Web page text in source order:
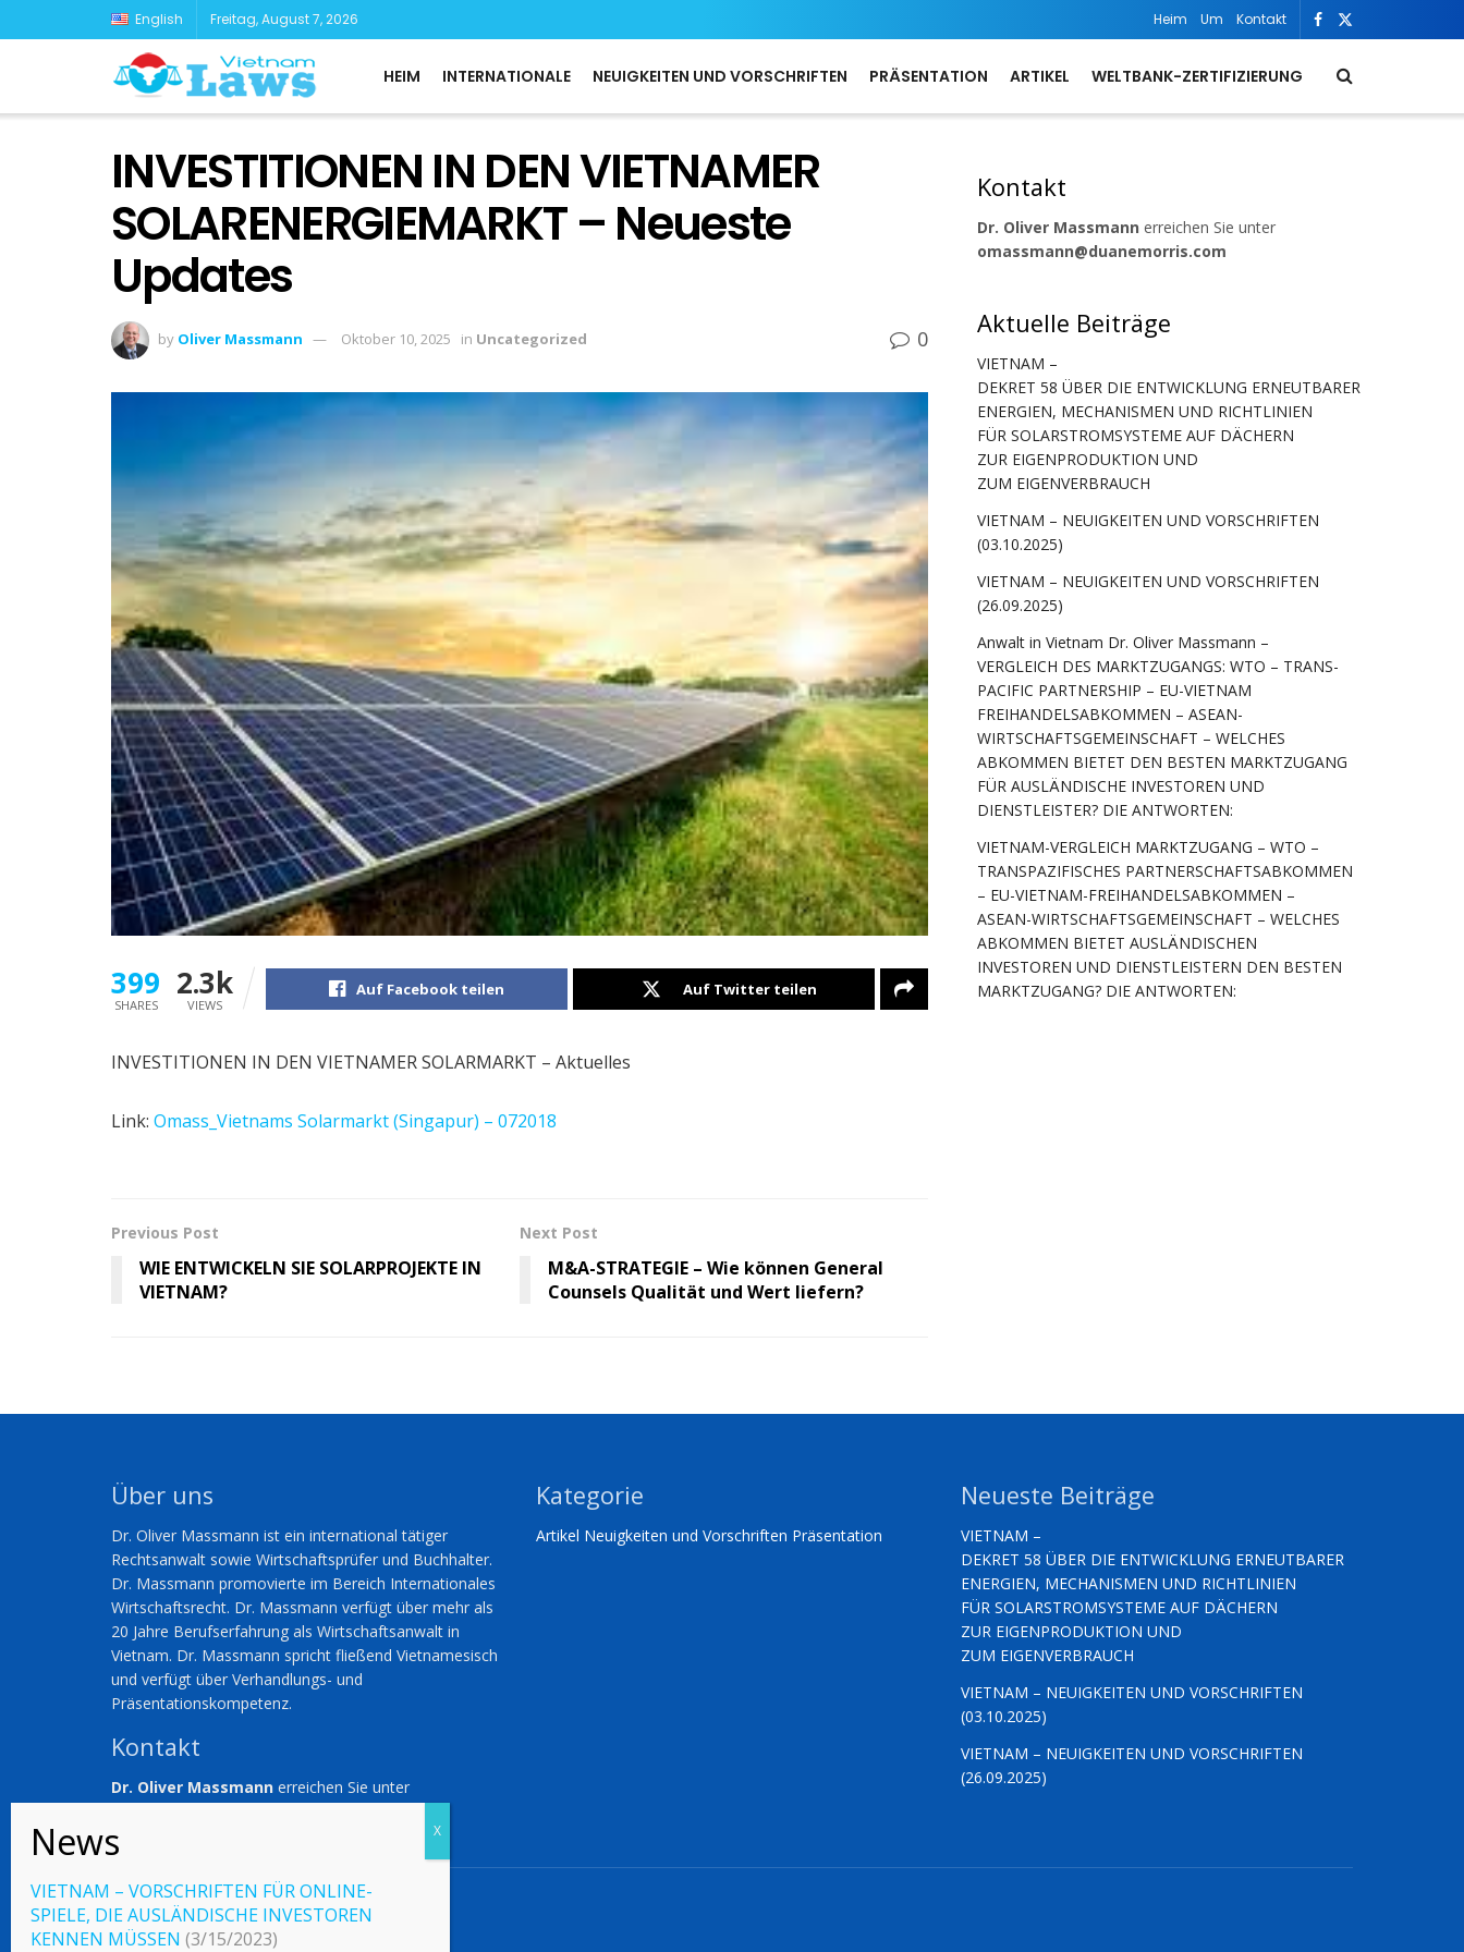
English Freitag, August 7, 2026 Heim Um Kontakt
HEIM INTERNATIONALE NEUIGKEITEN UND VORSCHRIFTEN PRÄSENTATION ARTIKEL WELTBANK-ZERTIFIZIERUNG
INVESTITIONEN IN DEN VIETNAMER
SOLARENERGIEMARKT – Neueste
Updates
by Oliver Massmann Oktober 10, 2025 in Uncategorized 0
399
SHARES
2.3k
VIEWS
Auf Facebook teilen Auf Twitter teilen
INVESTITIONEN IN DEN VIETNAMER SOLARMARKT – Aktuelles
Link: Omass_Vietnams Solarmarkt (Singapur) – 072018
Previous Post
WIE ENTWICKELN SIE SOLARPROJEKTE IN
VIETNAM?
Next Post
M&A-STRATEGIE – Wie können General
Counsels Qualität und Wert liefern?
Kontakt
Dr. Oliver Massmann erreichen Sie unter
omassmann@duanemorris.com
Aktuelle Beiträge
VIETNAM –
DEKRET 58 ÜBER DIE ENTWICKLUNG ERNEUTBARER
ENERGIEN, MECHANISMEN UND RICHTLINIEN
FÜR SOLARSTROMSYSTEME AUF DÄCHERN
ZUR EIGENPRODUKTION UND
ZUM EIGENVERBRAUCH
VIETNAM – NEUIGKEITEN UND VORSCHRIFTEN
(03.10.2025)
VIETNAM – NEUIGKEITEN UND VORSCHRIFTEN
(26.09.2025)
Anwalt in Vietnam Dr. Oliver Massmann –
VERGLEICH DES MARKTZUGANGS: WTO – TRANS-
PACIFIC PARTNERSHIP – EU-VIETNAM
FREIHANDELSABKOMMEN – ASEAN-
WIRTSCHAFTSGEMEINSCHAFT – WELCHES
ABKOMMEN BIETET DEN BESTEN MARKTZUGANG
FÜR AUSLÄNDISCHE INVESTOREN UND
DIENSTLEISTER? DIE ANTWORTEN:
VIETNAM-VERGLEICH MARKTZUGANG – WTO –
TRANSPAZIFISCHES PARTNERSCHAFTSABKOMMEN
– EU-VIETNAM-FREIHANDELSABKOMMEN –
ASEAN-WIRTSCHAFTSGEMEINSCHAFT – WELCHES
ABKOMMEN BIETET AUSLÄNDISCHEN
INVESTOREN UND DIENSTLEISTERN DEN BESTEN
MARKTZUGANG? DIE ANTWORTEN:
Über uns
Dr. Oliver Massmann ist ein international tätiger
Rechtsanwalt sowie Wirtschaftsprüfer und Buchhalter.
Dr. Massmann promovierte im Bereich Internationales
Wirtschaftsrecht. Dr. Massmann verfügt über mehr als
20 Jahre Berufserfahrung als Wirtschaftsanwalt in
Vietnam. Dr. Massmann spricht fließend Vietnamesisch
und verfügt über Verhandlungs- und
Präsentationskompetenz.
Kontakt
Dr. Oliver Massmann erreichen Sie unter
Kategorie
Artikel Neuigkeiten und Vorschriften Präsentation
Neueste Beiträge
VIETNAM –
DEKRET 58 ÜBER DIE ENTWICKLUNG ERNEUTBARER
ENERGIEN, MECHANISMEN UND RICHTLINIEN
FÜR SOLARSTROMSYSTEME AUF DÄCHERN
ZUR EIGENPRODUKTION UND
ZUM EIGENVERBRAUCH
VIETNAM – NEUIGKEITEN UND VORSCHRIFTEN
(03.10.2025)
VIETNAM – NEUIGKEITEN UND VORSCHRIFTEN
(26.09.2025)
© 2023 Vietnamlaws.xyz
VIETNAM – VORSCHRIFTEN FÜR ONLINE-
SPIELE, DIE AUSLÄNDISCHE INVESTOREN
KENNEN MÜSSEN (3/15/2023)